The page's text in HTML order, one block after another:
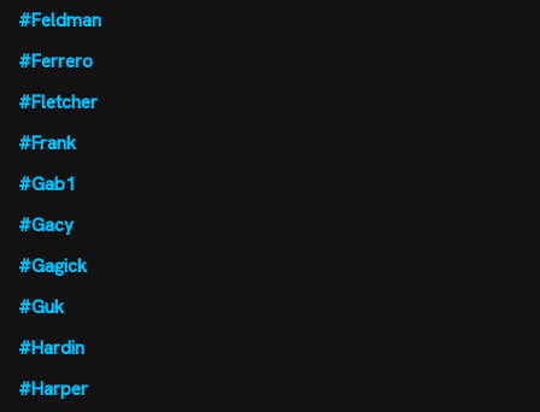
#Feldman
#Ferrero
#Fletcher
#Frank
#Gab1
#Gacy
#Gagick
#Guk
#Hardin
#Harper